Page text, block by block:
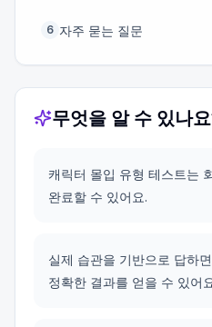
6 자주 묻는 질문
무엇을 알 수 있나
캐릭터 몰입 유형 테스트는
완료할 수 있어요.
실제 습관을 기반으로 답하
정확한 결과를 얻을 수 있어